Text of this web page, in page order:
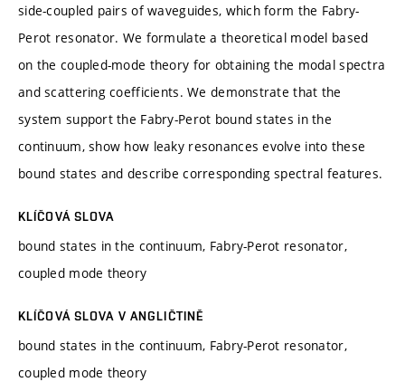
side-coupled pairs of waveguides, which form the Fabry-
Perot resonator. We formulate a theoretical model based
on the coupled-mode theory for obtaining the modal spectra
and scattering coefficients. We demonstrate that the
system support the Fabry-Perot bound states in the
continuum, show how leaky resonances evolve into these
bound states and describe corresponding spectral features.
KLÍČOVÁ SLOVA
bound states in the continuum, Fabry-Perot resonator,
coupled mode theory
KLÍČOVÁ SLOVA V ANGLIČTINĚ
bound states in the continuum, Fabry-Perot resonator,
coupled mode theory